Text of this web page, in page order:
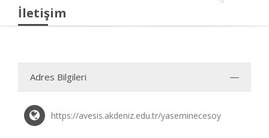
İletişim
Adres Bilgileri
https://avesis.akdeniz.edu.tr/yaseminecesoy